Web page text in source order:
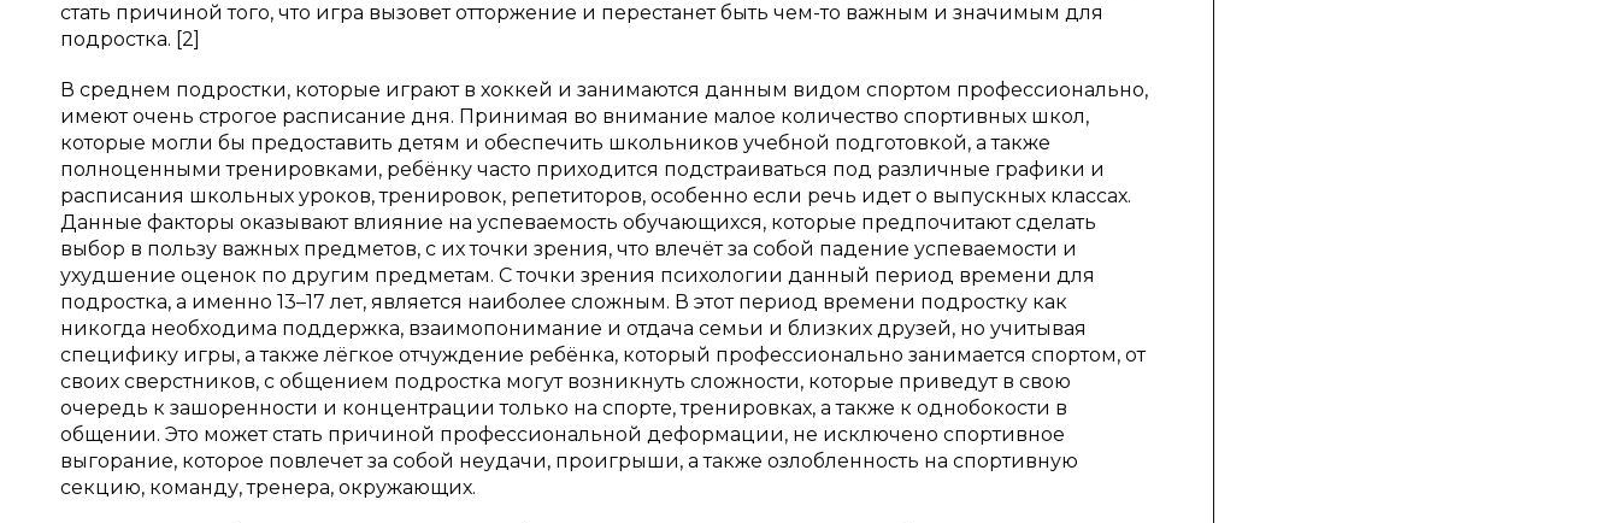
стать причиной того, что игра вызовет отторжение и перестанет быть чем-то важным и значимым для
подростка. [2]
В среднем подростки, которые играют в хоккей и занимаются данным видом спортом профессионально,
имеют очень строгое расписание дня. Принимая во внимание малое количество спортивных школ,
которые могли бы предоставить детям и обеспечить школьников учебной подготовкой, а также
полноценными тренировками, ребёнку часто приходится подстраиваться под различные графики и
расписания школьных уроков, тренировок, репетиторов, особенно если речь идет о выпускных классах.
Данные факторы оказывают влияние на успеваемость обучающихся, которые предпочитают сделать
выбор в пользу важных предметов, с их точки зрения, что влечёт за собой падение успеваемости и
ухудшение оценок по другим предметам. С точки зрения психологии данный период времени для
подростка, а именно 13–17 лет, является наиболее сложным. В этот период времени подростку как
никогда необходима поддержка, взаимопонимание и отдача семьи и близких друзей, но учитывая
специфику игры, а также лёгкое отчуждение ребёнка, который профессионально занимается спортом, от
своих сверстников, с общением подростка могут возникнуть сложности, которые приведут в свою
очередь к зашоренности и концентрации только на спорте, тренировках, а также к однобокости в
общении. Это может стать причиной профессиональной деформации, не исключено спортивное
выгорание, которое повлечет за собой неудачи, проигрыши, а также озлобленность на спортивную
секцию, команду, тренера, окружающих.